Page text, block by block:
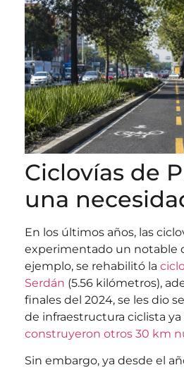
Ciclovías de
una
En los últimos años, las
experimentado un notable
ejemplo, se rehabilitó la
Serdán (5.56 kilómetros),
finales del 2024, se les dio
de infraestructura ciclista
construyeron otros 30 km
Sin embargo, ya desde el